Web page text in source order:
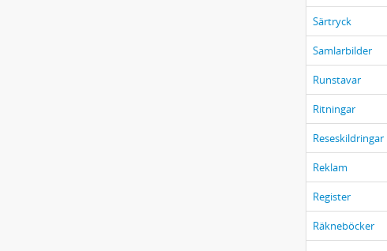
Särtryck
Samlarbilder
Runstavar
Ritningar
Reseskildringar
Reklam
Register
Räkneböcker